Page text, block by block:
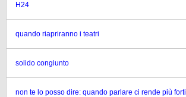
H24
quando riapriranno i teatri
solido congiunto
non te lo posso dire: quando parlare ci rende più forti